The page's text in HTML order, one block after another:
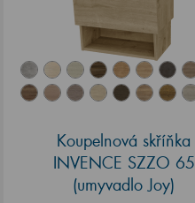
Koupelnová skříňka
INVENCE SZZO 65
(umyvadlo Joy)